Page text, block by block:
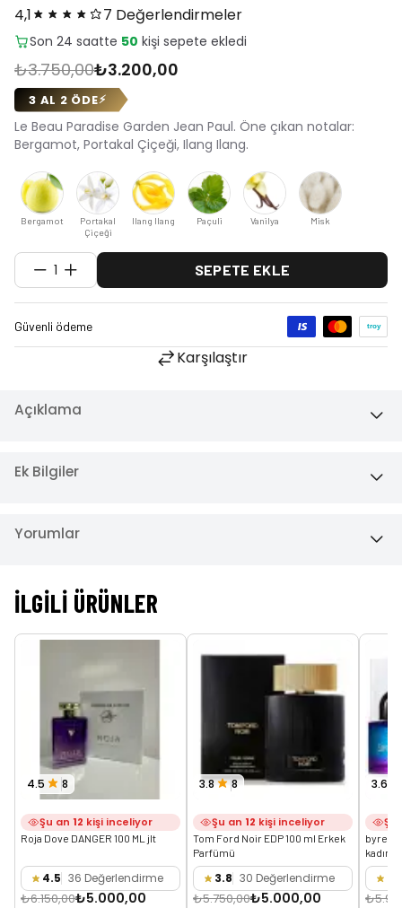
4,1 7 Değerlendirmeler
Son 24 saatte 7adet satıldı
₺3.750,00₺3.200,00
3 AL 2 ÖDE⚡
Le Beau Paradise Garden Jean Paul. Öne çıkan notalar:
Bergamot, Portakal Çiçeği, Ilang Ilang.
Bergamot
Portakal
Çiçeği
Ilang Ilang Paçuli Vanilya Misk
1 SEPETE EKLE
Karşılaştır
Açıklama
Ek Bilgiler
Yorumlar
İLGILI ÜRÜNLER
4.5 8
Şu an 12 kişi inceliyor
Roja Dove DANGER 100 ML jlt
4.5 36 Değerlendirme
₺6.150,00₺5.000,00
3.8 8
Şu an 12 kişi inceliyor
Tom Ford Noir EDP 100 ml Erkek
Parfümü
3.8 30 Değerlendirme
₺5.750,00₺5.000,00
3.6
Şu
byredo
kadın